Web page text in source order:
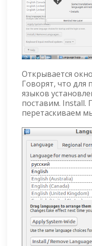
Открывается
Говорят, что
языков
поставим. Install.
перетаскиваем